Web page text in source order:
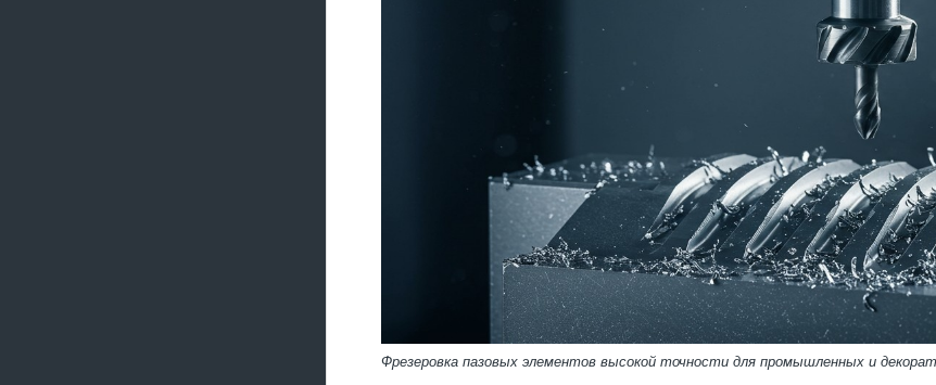
Фрезеровка пазовых элементов высокой точности для промышленных и